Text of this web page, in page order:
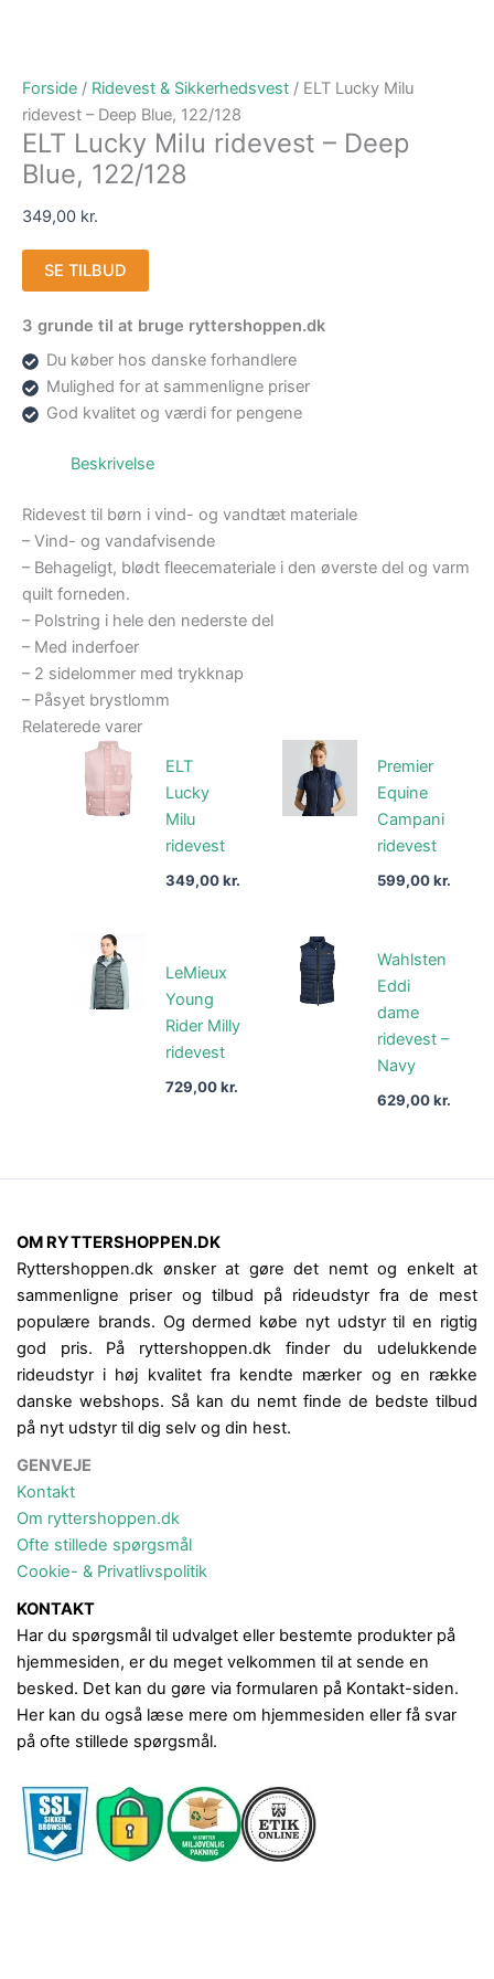
Forside / Ridevest & Sikkerhedsvest / ELT Lucky Milu
ridevest – Deep Blue, 122/128
ELT Lucky Milu ridevest – Deep
Blue, 122/128
349,00 kr.
SE TILBUD
3 grunde til at bruge ryttershoppen.dk
Du køber hos danske forhandlere
Mulighed for at sammenligne priser
God kvalitet og værdi for pengene
Beskrivelse
Ridevest til børn i vind- og vandtæt materiale
– Vind- og vandafvisende
– Behageligt, blødt fleecemateriale i den øverste del og varm
quilt forneden.
– Polstring i hele den nederste del
– Med inderfoer
– 2 sidelommer med trykknap
– Påsyet brystlomm
Relaterede varer
ELT
Lucky
Milu
ridevest
349,00kr.
Premier
Equine
Campani
ridevest
599,00kr.
LeMieux
Young
Rider Milly
ridevest
729,00kr.
Wahlsten
Eddi
dame
ridevest –
Navy
629,00kr.
OM RYTTERSHOPPEN.DK
Ryttershoppen.dk ønsker at gøre det nemt og enkelt at
sammenligne priser og tilbud på rideudstyr fra de mest
populære brands. Og dermed købe nyt udstyr til en rigtig
god pris. På ryttershoppen.dk finder du udelukkende
rideudstyr i høj kvalitet fra kendte mærker og en række
danske webshops. Så kan du nemt finde de bedste tilbud
på nyt udstyr til dig selv og din hest.
GENVEJE
Kontakt
Om ryttershoppen.dk
Ofte stillede spørgsmål
Cookie- & Privatlivspolitik
KONTAKT
Har du spørgsmål til udvalget eller bestemte produkter på
hjemmesiden, er du meget velkommen til at sende en
besked. Det kan du gøre via formularen på Kontakt-siden.
Her kan du også læse mere om hjemmesiden eller få svar
på ofte stillede spørgsmål.